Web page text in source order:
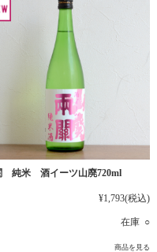
純米 酒イーツ山廃720ml
¥1,793(税込)
在庫 ○
商品を見る